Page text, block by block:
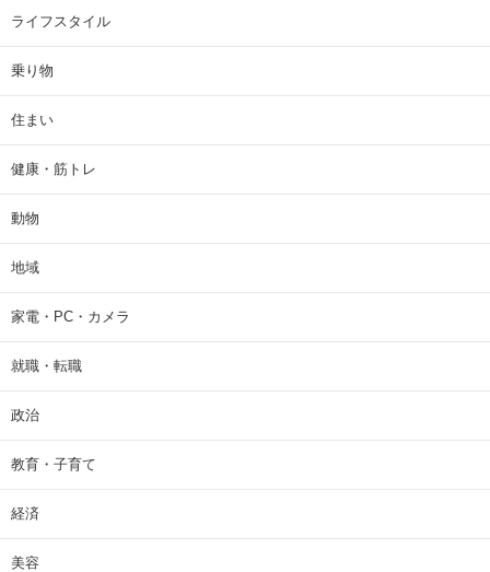
ライフスタイル
乗り物
住まい
健康・筋トレ
動物
地域
家電・PC・カメラ
就職・転職
政治
教育・子育て
経済
美容